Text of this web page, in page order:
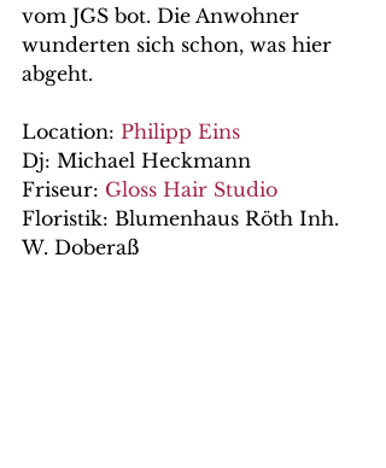
vom JGS bot. Die Anwohner
wunderten sich schon, was hier
abgeht.
Location: Philipp Eins
Dj: Michael Heckmann
Friseur: Gloss Hair Studio
Floristik: Blumenhaus Röth Inh.
W. Doberaß